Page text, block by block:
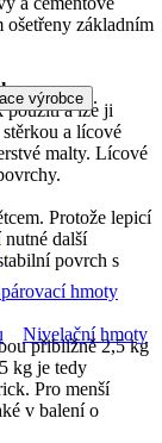
ošetřeny základním
použití a lze ji
a lícové
malty. Lícové
Protože lepicí
nutné další
povrch s
přibližně 2,5 kg
kg je tedy
Pro menší
v balení o
výrobce .
hmoty
Nivelační hmoty